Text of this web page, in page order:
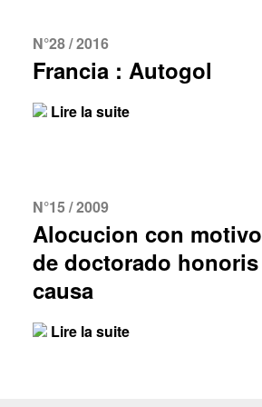
N°28 / 2016
Francia : Autogol
Lire la suite
N°15 / 2009
Alocucion con motivo
de doctorado honoris
causa
Lire la suite